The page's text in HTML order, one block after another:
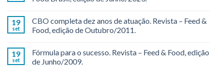
19
set
CBO completa dez anos de atuação. Revista – Feed &
Food, edição de Outubro/2011.
19
set
Fórmula para o sucesso. Revista – Feed & Food, edição
de Junho/2009.